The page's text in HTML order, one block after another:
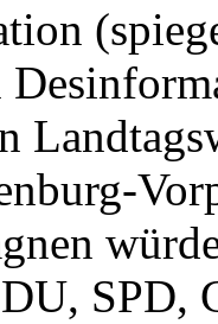
SPD,